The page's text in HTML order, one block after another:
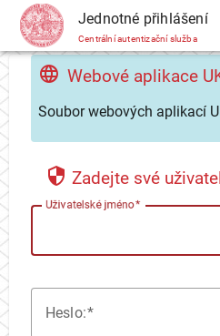
CAS Jednotné přihlášení
Centrální autentizační služba
Webové aplikace
Soubor webových aplikací
Zadejte své
Uživatelské jméno
Heslo: